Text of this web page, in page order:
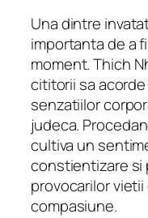
Una dintre
importanta de a
moment. Thich
cititorii sa
senzatiilor
judeca.
cultiva un
constientizare si
provocarilor
compasiune.